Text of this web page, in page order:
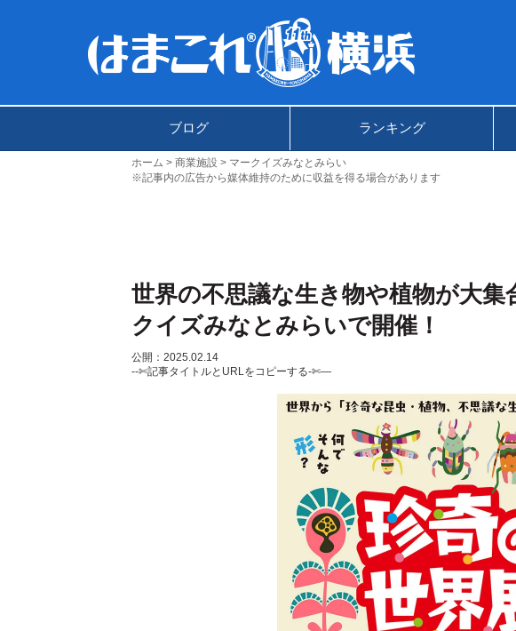
ブログ ランキング
ホーム 商業施設
マークイズみなとみらい
※記事内の広告から媒体維持のために収益を得る場合があります
世界の不思議な生き物や植物が大集
クイズみなとみらいで開催！
公開：2025.02.14
--✄記事タイトルとURLをコピーする-✄—